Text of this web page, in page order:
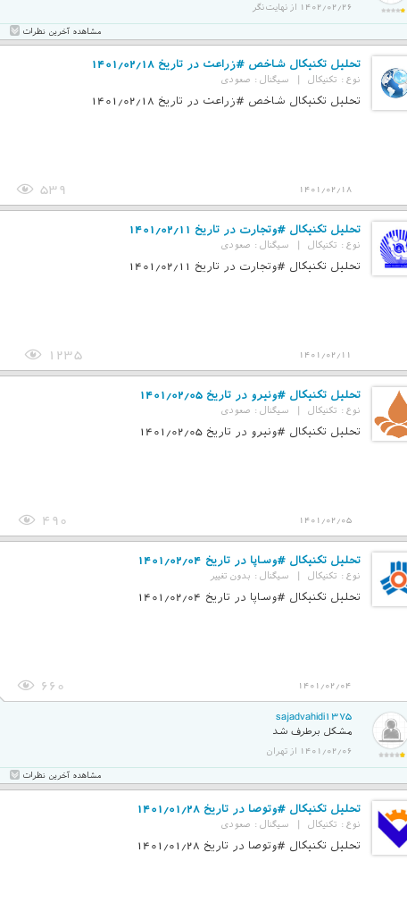
1402/02/26 از نهایت‌نگر
مشاهده آخرین نظرات
تحلیل تکنیکال شاخص #زراعت در تاریخ 1401/02/18
نوع : تکنیکال| سیگنال : صعودی
1401/02/18
539
تحلیل تکنیکال #وتجارت در تاریخ 1401/02/11
نوع : تکنیکال| سیگنال : صعودی
تحلیل تکنیکال #وتجارت در تاریخ 1401/02/11
1401/02/11
1235
تحلیل تکنیکال #ونیرو در تاریخ 1401/02/05
نوع : تکنیکال| سیگنال : صعودی
تحلیل تکنیکال #ونیرو در تاریخ 1401/02/05
1401/02/05
490
تحلیل تکنیکال #وساپا در تاریخ 1401/02/04
نوع : تکنیکال| سیگنال : بدون تغییر
تحلیل تکنیکال #وساپا در تاریخ 1401/02/04
1401/02/04
660
sajadvahidi1375
مشکل برطرف شد
1401/02/06 از تهران
مشاهده آخرین نظرات
تحلیل تکنیکال #وتوصا در تاریخ 1401/01/28
نوع : تکنیکال| سیگنال : صعودی
تحلیل تکنیکال #وتوصا در تاریخ 1401/01/28